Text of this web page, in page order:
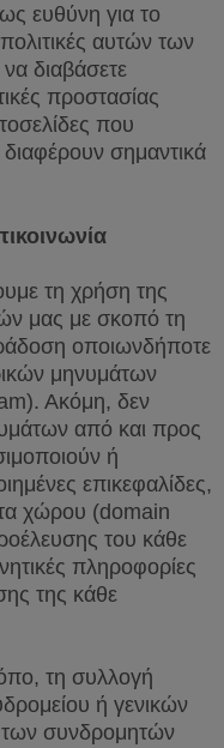
ευθύνη για το
πολιτικές αυτών των
διαβάσετε
προστασίας
που
σημαντικά
τη χρήση της
μας με σκοπό τη
οποιωνδήποτε
μηνυμάτων
). Ακόμη, δεν
από και προς
ή
επικεφαλίδες,
χώρου (domain
του κάθε
πληροφορίες
της κάθε
τη συλλογή
ή γενικών
συνδρομητών